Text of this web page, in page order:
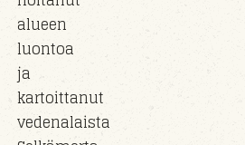
alueen
luontoa
ja
kartoittanut
vedenalaista